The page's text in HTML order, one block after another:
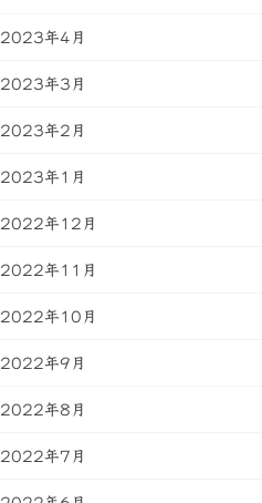
2023年4月
2023年3月
2023年2月
2023年1月
2022年12月
2022年11月
2022年10月
2022年9月
2022年8月
2022年7月